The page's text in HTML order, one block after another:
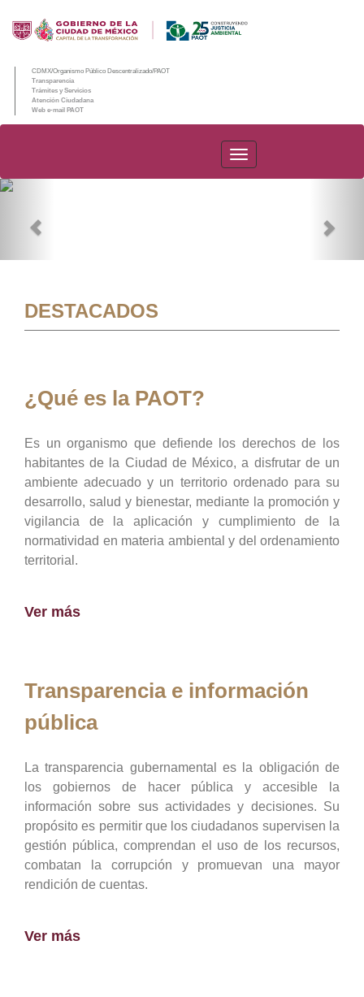
CDMX/Organismo Público Descentralizado/PAOT
Transparencia
Trámites y Servicios
Atención Ciudadana
Web e-mail PAOT
PAOT
DESTACADOS
¿Qué es la PAOT?
Es un organismo que defiende los derechos de los
habitantes de la Ciudad de México, a disfrutar de un
ambiente adecuado y un territorio ordenado para su
desarrollo, salud y bienestar, mediante la promoción y
vigilancia de la aplicación y cumplimiento de la
normatividad en materia ambiental y del ordenamiento
territorial.
Ver más
Transparencia e información
pública
La transparencia gubernamental es la obligación de
los gobiernos de hacer pública y accesible la
información sobre sus actividades y decisiones. Su
propósito es permitir que los ciudadanos supervisen la
gestión pública, comprendan el uso de los recursos,
combatan la corrupción y promuevan una mayor
rendición de cuentas.
Ver más